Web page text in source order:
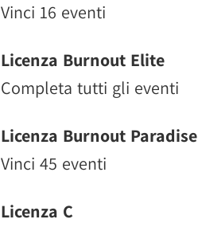
Vinci 16 eventi
Licenza Burnout Elite
Completa tutti gli eventi
Licenza Burnout Paradise
Vinci 45 eventi
Licenza C